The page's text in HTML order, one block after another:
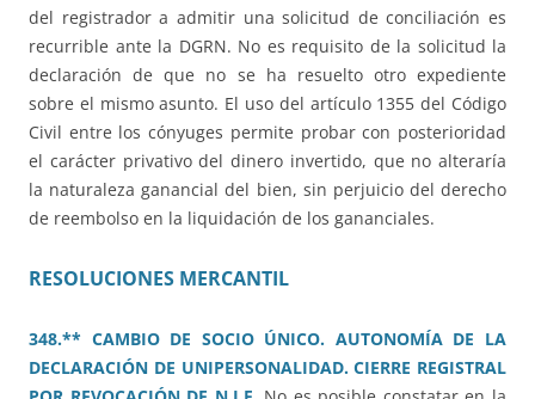
del registrador a admitir una solicitud de conciliación es
recurrible ante la DGRN. No es requisito de la solicitud la
declaración de que no se ha resuelto otro expediente
sobre el mismo asunto. El uso del artículo 1355 del Código
Civil entre los cónyuges permite probar con posterioridad
el carácter privativo del dinero invertido, que no alteraría
la naturaleza ganancial del bien, sin perjuicio del derecho
de reembolso en la liquidación de los gananciales.
RESOLUCIONES MERCANTIL
348.** CAMBIO DE SOCIO ÚNICO. AUTONOMÍA DE LA
DECLARACIÓN DE UNIPERSONALIDAD. CIERRE REGISTRAL